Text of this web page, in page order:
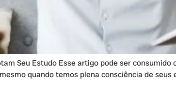
Seu Estudo Esse artigo pode ser
quando temos plena consciência de